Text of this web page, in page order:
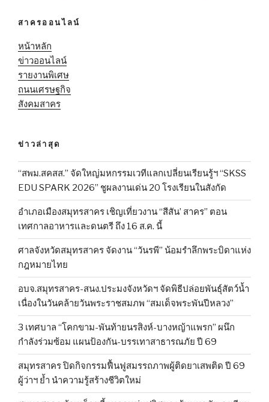
สาครออนไลน์
หน้าหลัก
ข่าวออนไลน์
รายงานพิเศษ
ถนนเศรษฐกิจ
สังคมสาคร
ข่าวล่าสุด
“สพม.สคสส.” จัดใหญ่มหกรรมเวทีแลกเปลี่ยนเรียนรู้ฯ “SKSS
EDU SPARK 2026” ชูผลงานเด่น 20 โรงเรียนในสังกัด
อำเภอเมืองสมุทรสาคร เชิญเที่ยวงาน “สีสัน’ สาคร” ตอน
เทศกาลอาหารและดนตรี ถึง 16 ส.ค. นี้
ศาลจังหวัดสมุทรสาคร จัดงาน “วันรพี” น้อมรำลึกพระบิดาแห่ง
กฎหมายไทย
อบจ.สมุทรสาคร-สนง.ประมงจังหวัดฯ จัดพิธีปล่อยพันธุ์สัตว์น้ำ
เนื่องในวันคล้ายวันพระราชสมภพ “สมเด็จพระพันปีหลวง”
3 เทศบาล “โคกขาม-พันท้ายนรสิงห์-บางหญ้าแพรก” ผนึก
กำลังร่วมซ้อม แผนป้องกัน-บรรเทาสาธารณภัย ปี 69
สมุทรสาคร ปิดกิจกรรมฟื้นฟูสมรรถภาพผู้ติดยาเสพติด ปี 69
ผู้ว่าฯ ย้ำ นำความรู้สร้างชีวิตใหม่